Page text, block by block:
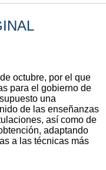
octubre, por el que
para el gobierno de
una
de las enseñanzas
así como de
adaptando
a las técnicas más